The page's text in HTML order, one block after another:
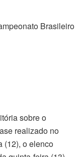
Brasileiro
sobre o
realizado no
(12), o elenco